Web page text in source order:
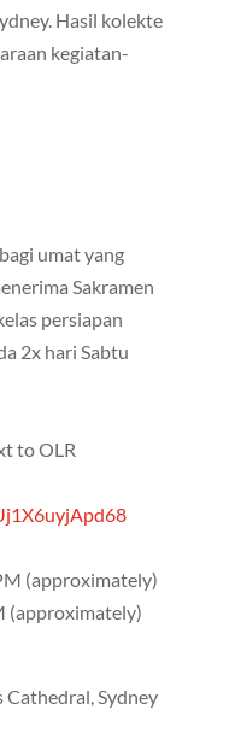
Hasil kolekte
kegiatan-
umat yang
Sakramen
persiapan
2x hari Sabtu
to OLR
(approximately)
(approximately)
Cathedral, Sydney